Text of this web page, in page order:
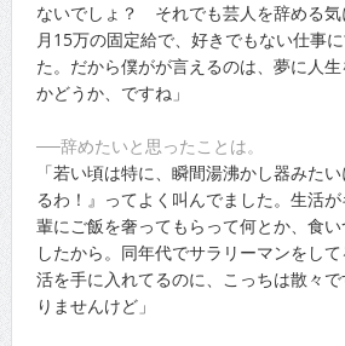
ないでしょ？ それでも芸人を辞める気
月15万の固定給で、好きでもない仕事
た。だから僕がが言えるのは、夢に人
かどうか、ですね」
──辞めたいと思ったことは。
「若い頃は特に、瞬間湯沸かし器みた
るわ！』ってよく叫んでました。生活
輩にご飯を奢ってもらって何とか、食
したから。同年代でサラリーマンをし
活を手に入れてるのに、こっちは散々
りませんけど」